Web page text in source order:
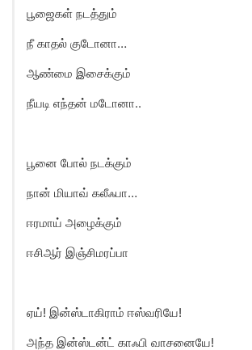
பூஜைகள் நடத்தும்
நீ காதல் குடோனா…
ஆண்மை இசைக்கும்
நீயடி எந்தன் மடோனா..
பூனை போல் நடக்கும்
நான் மியாவ் கலீஃபா…
ஈரமாய் அழைக்கும்
ஈசிஆர் இஞ்சிமரப்பா
ஏய்! இன்ஸ்டாகிராம் ஈஸ்வரியே!
அந்த இன்ஸ்டன்ட் காஃபி வாசனையே!